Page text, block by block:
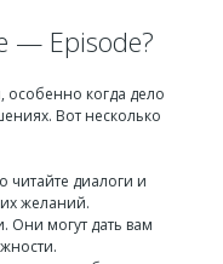
— Episode?
когда дело
Вот несколько
диалоги и
желаний.
могут дать вам